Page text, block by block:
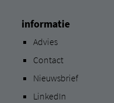
informatie
Advies
Contact
Nieuwsbrief
LinkedIn